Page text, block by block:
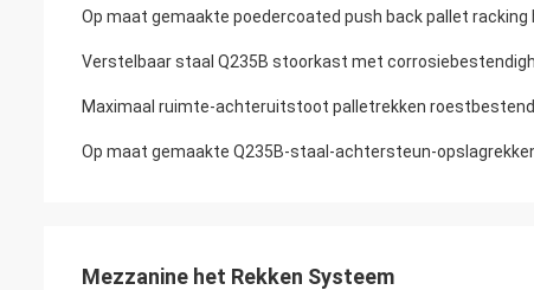
Op maat gemaakte poedercoated push back pallet racking
Verstelbaar staal Q235B stoorkast met
Maximaal ruimte-achteruitstoot palletrekken
Op maat gemaakte Q235B-staal-achtersteun-
Mezzanine het Rekken Systeem